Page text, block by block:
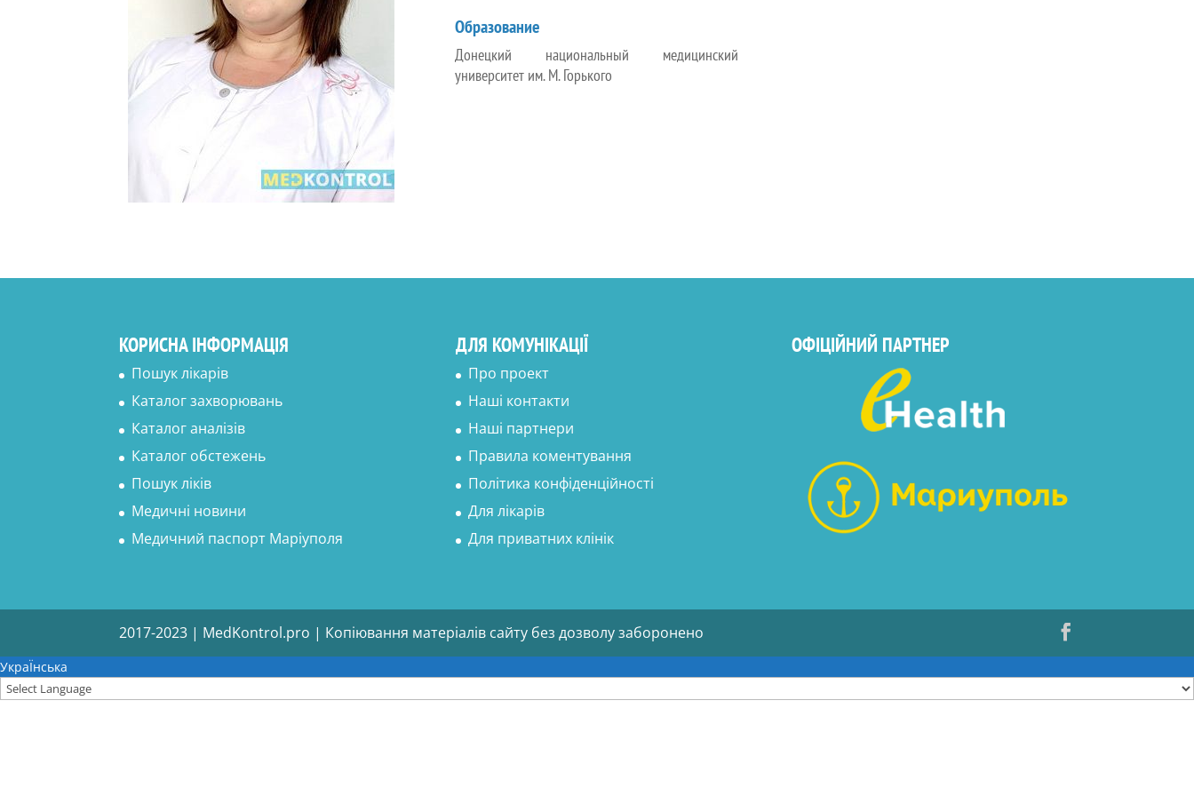
Образование
Донецкий национальный медицинский
университет им. М. Горького
КОРИСНА ІНФОРМАЦІЯ
Пошук лікарів
Каталог захворювань
Каталог аналізів
Каталог обстежень
Пошук ліків
Медичні новини
Медичний паспорт Маріуполя
ДЛЯ КОМУНІКАЦІЇ
Про проект
Наші контакти
Наші партнери
Правила коментування
Політика конфіденційності
Для лікарів
Для приватних клінік
ОФІЦІЙНИЙ ПАРТНЕР
2017-2023 | MedKontrol.pro | Копіювання матеріалів сайту без дозволу заборонено
УкраЇнська